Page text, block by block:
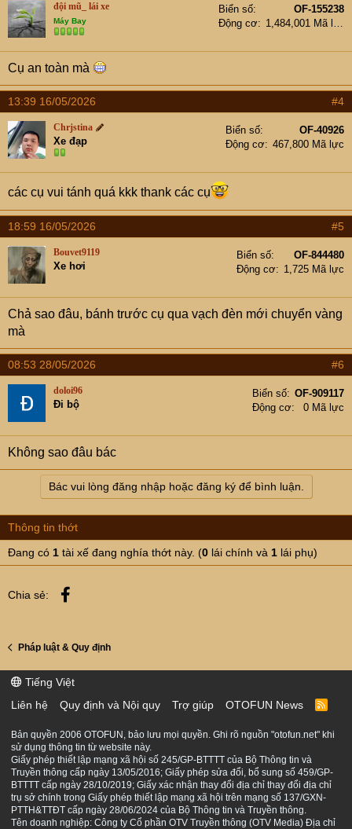
đội mũ_ lái xe
Máy Bay
Biển số
OF-155238
Động cơ
1,484,001 Mã lực
Cụ an toàn mà
13:39 16/05/2026 #4
Chrjstina
Xe đạp
Biển số
OF-40926
Động cơ
467,800 Mã lực
các cụ vui tánh quá kkk thank các cụ
18:59 16/05/2026 #5
Bouvet9119
Xe hơi
Biển số
OF-844480
Động cơ
1,725 Mã lực
Chả sao đâu, bánh trước cụ qua vạch đèn mới chuyển vàng
mà
08:53 28/05/2026 #6
doloi96
Đi bộ
Biển số
OF-909117
Động cơ
0 Mã lực
Không sao đâu bác
Bác vui lòng đăng nhập hoặc đăng ký để bình luận.
Thông tin thớt
Đang có 1 tài xế đang nghía thớt này. (0 lái chính và 1 lái phụ)
Chia sẻ:
Pháp luật & Quy định
Tiếng Việt
Liên hệ
Quy định và Nội quy Trợ giúp OTOFUN News
R
S
Bản quyền 2006 OTOFUN, bảo lưu mọi quyền. Ghi rõ nguồn "otofun.net" khi
sử dụng thông tin từ website này.
Giấy phép thiết lập mạng xã hội số 245/GP-BTTTT của Bộ Thông tin và
Truyền thông cấp ngày 13/05/2016; Giấy phép sửa đổi, bổ sung số 459/GP-
BTTTT cấp ngày 28/10/2019; Giấy xác nhận thay đổi địa chỉ thay đổi địa chỉ
trụ sở chính trong Giấy phép thiết lập mạng xã hội trên mạng số 137/GXN-
PTTH&TTĐT cấp ngày 28/06/2024 của Bộ Thông tin và Truyền thông.
Tên doanh nghiệp: Công ty Cổ phần OTV Truyền thông (OTV Media) Địa chỉ